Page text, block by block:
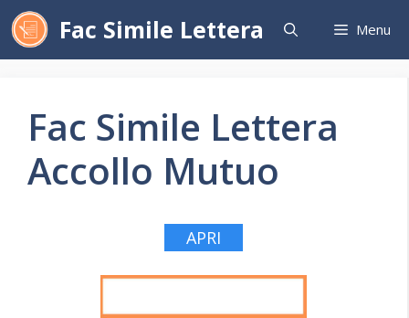
Vai
al
contenuto
Fac Simile Lettera Menu
Fac Simile Lettera
Accollo Mutuo
APRI